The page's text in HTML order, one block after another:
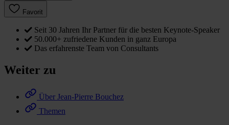
Favorit
Seit 30 Jahren Ihr Partner für die besten Keynote-Speaker
50.000+ zufriedene Kunden in ganz Europa
Das erfahrenste Team von Consultants
Weiter zu
Über Jean-Pierre Bouchez
Themen